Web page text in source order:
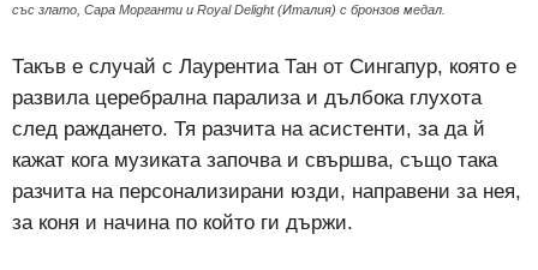
със злато, Сара Морганти и Royal Delight (Италия) с бронзов медал.
Такъв е случай с Лаурентиа Тан от Сингапур, която е
развила церебрална парализа и дълбока глухота
след раждането. Тя разчита на асистенти, за да й
кажат кога музиката започва и свършва, също така
разчита на персонализирани юзди, направени за нея,
за коня и начина по който ги държи.